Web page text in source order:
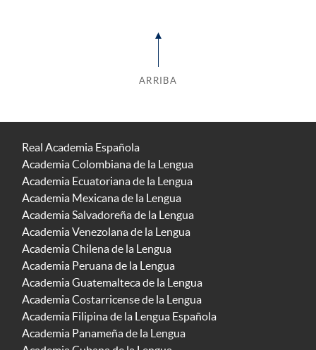
ARRIBA
Real Academia Española
Academia Colombiana de la Lengua
Academia Ecuatoriana de la Lengua
Academia Mexicana de la Lengua
Academia Salvadoreña de la Lengua
Academia Venezolana de la Lengua
Academia Chilena de la Lengua
Academia Peruana de la Lengua
Academia Guatemalteca de la Lengua
Academia Costarricense de la Lengua
Academia Filipina de la Lengua Española
Academia Panameña de la Lengua